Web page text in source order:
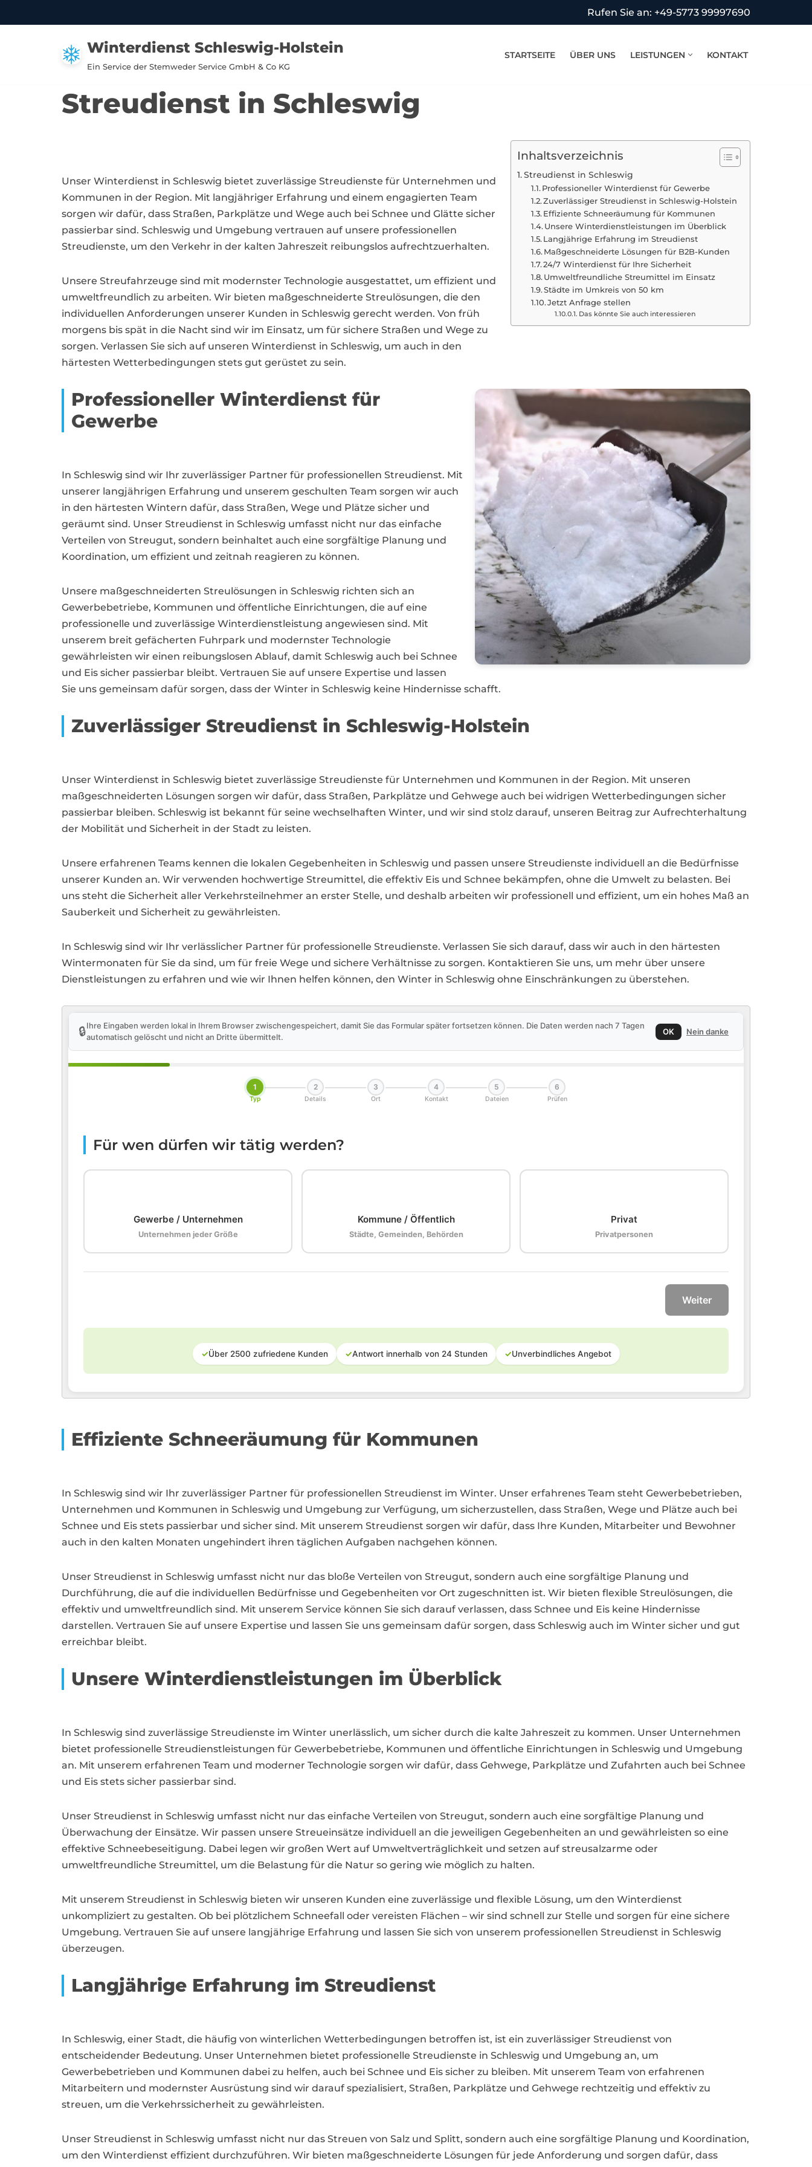
Rufen Sie an: +49-5773 99997690
Winterdienst Schleswig-Holstein
Ein Service der Stemweder Service GmbH & Co KG
STARTSEITE ÜBER UNS LEISTUNGEN KONTAKT
Streudienst in Schleswig
Inhaltsverzeichnis
Streudienst in Schleswig
Professioneller Winterdienst für Gewerbe
Zuverlässiger Streudienst in Schleswig-Holstein
Effiziente Schneeräumung für Kommunen
Unsere Winterdienstleistungen im Überblick
Langjährige Erfahrung im Streudienst
Maßgeschneiderte Lösungen für B2B-Kunden
24/7 Winterdienst für Ihre Sicherheit
Umweltfreundliche Streumittel im Einsatz
Städte im Umkreis von 50 km
Jetzt Anfrage stellen
Das könnte Sie auch interessieren
Unser Winterdienst in Schleswig bietet zuverlässige Streudienste für Unternehmen und
Kommunen in der Region. Mit langjähriger Erfahrung und einem engagierten Team
sorgen wir dafür, dass Straßen, Parkplätze und Wege auch bei Schnee und Glätte sicher
passierbar sind. Schleswig und Umgebung vertrauen auf unsere professionellen
Streudienste, um den Verkehr in der kalten Jahreszeit reibungslos aufrechtzuerhalten.
Unsere Streufahrzeuge sind mit modernster Technologie ausgestattet, um effizient und
umweltfreundlich zu arbeiten. Wir bieten maßgeschneiderte Streulösungen, die den
individuellen Anforderungen unserer Kunden in Schleswig gerecht werden. Von früh
morgens bis spät in die Nacht sind wir im Einsatz, um für sichere Straßen und Wege zu
sorgen. Verlassen Sie sich auf unseren Winterdienst in Schleswig, um auch in den
härtesten Wetterbedingungen stets gut gerüstet zu sein.
Professioneller Winterdienst für
Gewerbe
In Schleswig sind wir Ihr zuverlässiger Partner für professionellen Streudienst. Mit
unserer langjährigen Erfahrung und unserem geschulten Team sorgen wir auch
in den härtesten Wintern dafür, dass Straßen, Wege und Plätze sicher und
geräumt sind. Unser Streudienst in Schleswig umfasst nicht nur das einfache
Verteilen von Streugut, sondern beinhaltet auch eine sorgfältige Planung und
Koordination, um effizient und zeitnah reagieren zu können.
Unsere maßgeschneiderten Streulösungen in Schleswig richten sich an
Gewerbebetriebe, Kommunen und öffentliche Einrichtungen, die auf eine
professionelle und zuverlässige Winterdienstleistung angewiesen sind. Mit
unserem breit gefächerten Fuhrpark und modernster Technologie
gewährleisten wir einen reibungslosen Ablauf, damit Schleswig auch bei Schnee
und Eis sicher passierbar bleibt. Vertrauen Sie auf unsere Expertise und lassen
Sie uns gemeinsam dafür sorgen, dass der Winter in Schleswig keine Hindernisse schafft.
Zuverlässiger Streudienst in Schleswig-Holstein
Unser Winterdienst in Schleswig bietet zuverlässige Streudienste für Unternehmen und Kommunen in der Region. Mit unseren
maßgeschneiderten Lösungen sorgen wir dafür, dass Straßen, Parkplätze und Gehwege auch bei widrigen Wetterbedingungen sicher
passierbar bleiben. Schleswig ist bekannt für seine wechselhaften Winter, und wir sind stolz darauf, unseren Beitrag zur Aufrechterhaltung
der Mobilität und Sicherheit in der Stadt zu leisten.
Unsere erfahrenen Teams kennen die lokalen Gegebenheiten in Schleswig und passen unsere Streudienste individuell an die Bedürfnisse
unserer Kunden an. Wir verwenden hochwertige Streumittel, die effektiv Eis und Schnee bekämpfen, ohne die Umwelt zu belasten. Bei
uns steht die Sicherheit aller Verkehrsteilnehmer an erster Stelle, und deshalb arbeiten wir professionell und effizient, um ein hohes Maß an
Sauberkeit und Sicherheit zu gewährleisten.
In Schleswig sind wir Ihr verlässlicher Partner für professionelle Streudienste. Verlassen Sie sich darauf, dass wir auch in den härtesten
Wintermonaten für Sie da sind, um für freie Wege und sichere Verhältnisse zu sorgen. Kontaktieren Sie uns, um mehr über unsere
Dienstleistungen zu erfahren und wie wir Ihnen helfen können, den Winter in Schleswig ohne Einschränkungen zu überstehen.
🔒Ihre Eingaben werden lokal in Ihrem Browser zwischengespeichert, damit Sie das Formular später fortsetzen können. Die Daten werden nach 7 Tagen
automatisch gelöscht und nicht an Dritte übermittelt.
OK Nein danke
1
Typ
2
Details
3
Ort
4
Kontakt
5
Dateien
6
Prüfen
Für wen dürfen wir tätig werden?
Gewerbe / Unternehmen
Unternehmen jeder Größe
Kommune / Öffentlich
Städte, Gemeinden, Behörden
Privat
Privatpersonen
Weiter
✓Über 2500 zufriedene Kunden ✓Antwort innerhalb von 24 Stunden ✓Unverbindliches Angebot
Effiziente Schneeräumung für Kommunen
In Schleswig sind wir Ihr zuverlässiger Partner für professionellen Streudienst im Winter. Unser erfahrenes Team steht Gewerbebetrieben,
Unternehmen und Kommunen in Schleswig und Umgebung zur Verfügung, um sicherzustellen, dass Straßen, Wege und Plätze auch bei
Schnee und Eis stets passierbar und sicher sind. Mit unserem Streudienst sorgen wir dafür, dass Ihre Kunden, Mitarbeiter und Bewohner
auch in den kalten Monaten ungehindert ihren täglichen Aufgaben nachgehen können.
Unser Streudienst in Schleswig umfasst nicht nur das bloße Verteilen von Streugut, sondern auch eine sorgfältige Planung und
Durchführung, die auf die individuellen Bedürfnisse und Gegebenheiten vor Ort zugeschnitten ist. Wir bieten flexible Streulösungen, die
effektiv und umweltfreundlich sind. Mit unserem Service können Sie sich darauf verlassen, dass Schnee und Eis keine Hindernisse
darstellen. Vertrauen Sie auf unsere Expertise und lassen Sie uns gemeinsam dafür sorgen, dass Schleswig auch im Winter sicher und gut
erreichbar bleibt.
Unsere Winterdienstleistungen im Überblick
In Schleswig sind zuverlässige Streudienste im Winter unerlässlich, um sicher durch die kalte Jahreszeit zu kommen. Unser Unternehmen
bietet professionelle Streudienstleistungen für Gewerbebetriebe, Kommunen und öffentliche Einrichtungen in Schleswig und Umgebung
an. Mit unserem erfahrenen Team und moderner Technologie sorgen wir dafür, dass Gehwege, Parkplätze und Zufahrten auch bei Schnee
und Eis stets sicher passierbar sind.
Unser Streudienst in Schleswig umfasst nicht nur das einfache Verteilen von Streugut, sondern auch eine sorgfältige Planung und
Überwachung der Einsätze. Wir passen unsere Streueinsätze individuell an die jeweiligen Gegebenheiten an und gewährleisten so eine
effektive Schneebeseitigung. Dabei legen wir großen Wert auf Umweltverträglichkeit und setzen auf streusalzarme oder
umweltfreundliche Streumittel, um die Belastung für die Natur so gering wie möglich zu halten.
Mit unserem Streudienst in Schleswig bieten wir unseren Kunden eine zuverlässige und flexible Lösung, um den Winterdienst
unkompliziert zu gestalten. Ob bei plötzlichem Schneefall oder vereisten Flächen – wir sind schnell zur Stelle und sorgen für eine sichere
Umgebung. Vertrauen Sie auf unsere langjährige Erfahrung und lassen Sie sich von unserem professionellen Streudienst in Schleswig
überzeugen.
Langjährige Erfahrung im Streudienst
In Schleswig, einer Stadt, die häufig von winterlichen Wetterbedingungen betroffen ist, ist ein zuverlässiger Streudienst von
entscheidender Bedeutung. Unser Unternehmen bietet professionelle Streudienste in Schleswig und Umgebung an, um
Gewerbebetrieben und Kommunen dabei zu helfen, auch bei Schnee und Eis sicher zu bleiben. Mit unserem Team von erfahrenen
Mitarbeitern und modernster Ausrüstung sind wir darauf spezialisiert, Straßen, Parkplätze und Gehwege rechtzeitig und effektiv zu
streuen, um die Verkehrssicherheit zu gewährleisten.
Unser Streudienst in Schleswig umfasst nicht nur das Streuen von Salz und Splitt, sondern auch eine sorgfältige Planung und Koordination,
um den Winterdienst effizient durchzuführen. Wir bieten maßgeschneiderte Lösungen für jede Anforderung und sorgen dafür, dass